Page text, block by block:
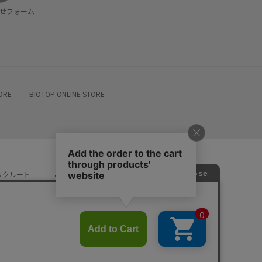
フォーム
BIOTOP ONLINE STORE
クルート ご利用ガイド